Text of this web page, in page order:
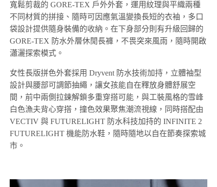
寬鬆剪裁的 GORE-TEX 戶外外套，運用紋理與平織兩種
不同材質的拼接、隨時可因應氣溫變換長短的衣袖，多口
袋設計提供隨身裝備的收納。在下身部分則有升級回歸的
GORE-TEX 防水外層休閒長褲，不畏突來風雨，隨時開啟
瀟灑探索模式。
女性長版拼色外套採用 Dryvent 防水技術加持，立體袖型
設計與腰部可調節抽繩，讓女孩能自在釋放身體舒展空
間，前中兩側拉鍊解鎖多重穿搭可能，與工裝風格的雪峰
白色漁夫背心穿搭，撞色效果聚焦潮流視線，同時搭配由
VECTIV 與 FUTURELIGHT 防水科技加持的 INFINITE 2
FUTURELIGHT 機能防水鞋，隨時隨地以自在節奏探索城
市。